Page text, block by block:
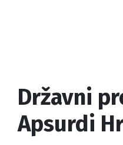
Državni
Apsurdi